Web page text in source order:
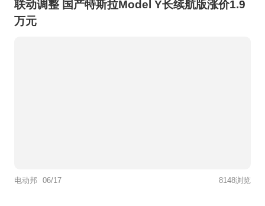
联动调整 国产特斯拉Model Y长续航版涨价1.9
万元
电动邦 06/17 8148浏览